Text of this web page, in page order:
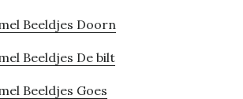
Beeldjes Doorn
Beeldjes De bilt
Beeldjes Goes